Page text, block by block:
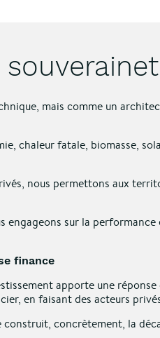
mais comme un
chaleur fatale, biomasse,
nous permettons aux
engageons sur la
finance
apporte une
en faisant des acteurs
concrètement, la